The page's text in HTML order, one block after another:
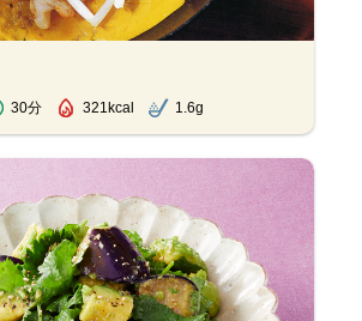
30分 321kcal 1.6g